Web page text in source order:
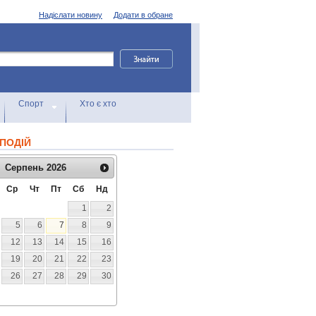
Додати в обране
Надіслати новину
Спорт Хто є хто
Серпень 2026
Ср Чт Пт Сб
Нд
1
2
5 6 7 8
9
12 13 14 15
16
19 20 21 22
23
26 27 28 29
30